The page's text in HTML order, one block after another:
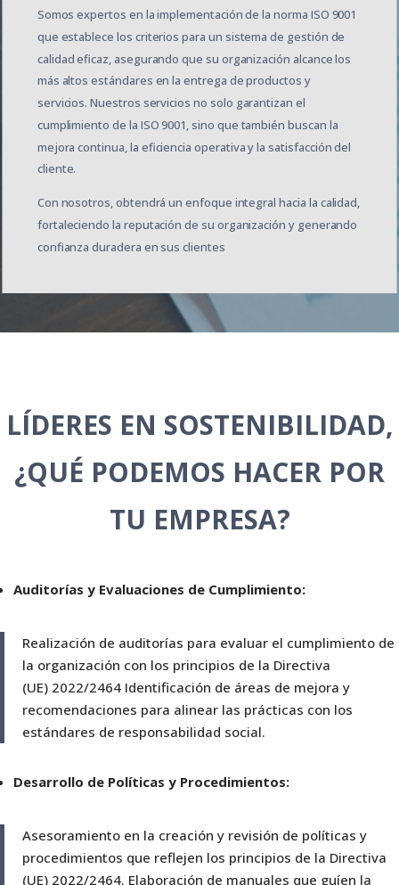
Somos expertos en la implementación de la norma ISO 9001
que establece los criterios para un sistema de gestión de
calidad eficaz, asegurando que su organización alcance los
más altos estándares en la entrega de productos y
servicios. Nuestros servicios no solo garantizan el
cumplimiento de la ISO 9001, sino que también buscan la
mejora continua, la eficiencia operativa y la satisfacción del
cliente.
Con nosotros, obtendrá un enfoque integral hacia la calidad,
fortaleciendo la reputación de su organización y generando
confianza duradera en sus clientes
LÍDERES EN SOSTENIBILIDAD,
¿QUÉ PODEMOS HACER POR
TU EMPRESA?
Auditorías y Evaluaciones de Cumplimiento:
Realización de auditorías para evaluar el cumplimiento de
la organización con los principios de la Directiva
(UE) 2022/2464 Identificación de áreas de mejora y
recomendaciones para alinear las prácticas con los
estándares de responsabilidad social.
Desarrollo de Políticas y Procedimientos:
Asesoramiento en la creación y revisión de políticas y
procedimientos que reflejen los principios de la Directiva
(UE) 2022/2464. Elaboración de manuales que guíen la